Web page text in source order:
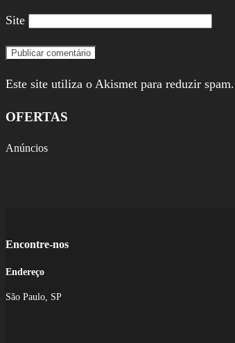
Site
Este site utiliza o Akismet para reduzir spam.
OFERTAS
Anúncios
Encontre-nos
Endereço
São Paulo, SP